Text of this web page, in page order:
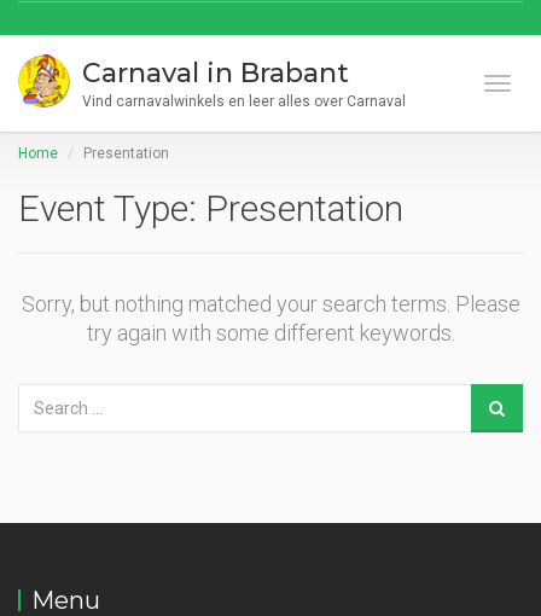
Carnaval in Brabant
Vind carnavalwinkels en leer alles over Carnaval
Home Presentation
Event Type: Presentation
Sorry, but nothing matched your search terms. Please
try again with some different keywords.
Menu